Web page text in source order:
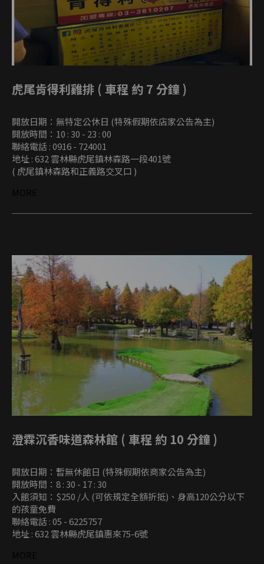
虎尾肯得利雞排 ( 車程 約 7 分鐘 )
開放日期：無特定公休日 (特殊假期依店家公告為主)
開放時間：10 : 30 - 23 : 00
聯絡電話 : 0916 - 724001
地址 : 632 雲林縣虎尾鎮林森路一段401號
( 虎尾鎮林森路和正義路交叉口 )
澄霖沉香味道森林館 ( 車程 約 10 分鐘 )
開放日期：暫無休館日 (特殊假期依商家公告為主)
開放時間：8 : 30 - 17 : 30
入館須知：$250 /人 (可依規定全額折抵)、身高120公分以下
的孩童免費
聯絡電話 : 05 - 6225757
地址 : 632 雲林縣虎尾鎮惠來75-6號